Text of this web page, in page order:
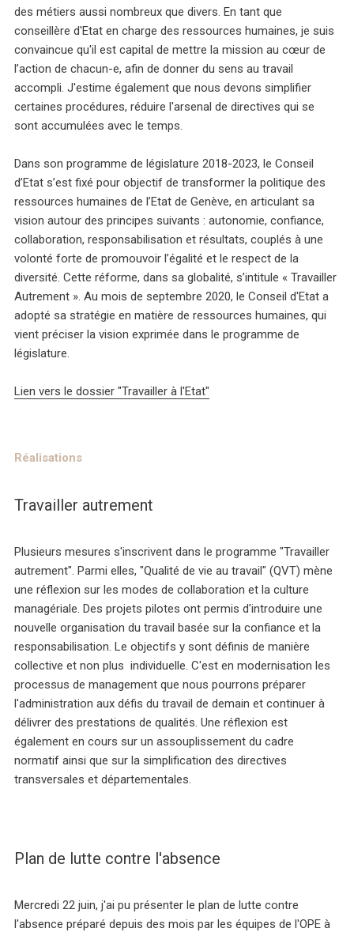
des métiers aussi nombreux que divers. En tant que
conseillère d'Etat en charge des ressources humaines, je suis
convaincue qu'il est capital de mettre la mission au cœur de
l’action de chacun-e, afin de donner du sens au travail
accompli. J'estime également que nous devons simplifier
certaines procédures, réduire l'arsenal de directives qui se
sont accumulées avec le temps.
Dans son programme de législature 2018-2023, le Conseil
d’Etat s’est fixé pour objectif de transformer la politique des
ressources humaines de l’Etat de Genève, en articulant sa
vision autour des principes suivants : autonomie, confiance,
collaboration, responsabilisation et résultats, couplés à une
volonté forte de promouvoir l’égalité et le respect de la
diversité. Cette réforme, dans sa globalité, s’intitule « Travailler
Autrement ». Au mois de septembre 2020, le Conseil d'Etat a
adopté sa stratégie en matière de ressources humaines, qui
vient préciser la vision exprimée dans le programme de
législature.
Lien vers le dossier "Travailler à l'Etat"
Réalisations
Travailler autrement
Plusieurs mesures s'inscrivent dans le programme "Travailler
autrement". Parmi elles, "Qualité de vie au travail" (QVT) mène
une réflexion sur les modes de collaboration et la culture
managériale. Des projets pilotes ont permis d'introduire une
nouvelle organisation du travail basée sur la confiance et la
responsabilisation. Le objectifs y sont définis de manière
collective et non plus individuelle. C'est en modernisation les
processus de management que nous pourrons préparer
l'administration aux défis du travail de demain et continuer à
délivrer des prestations de qualités. Une réflexion est
également en cours sur un assouplissement du cadre
normatif ainsi que sur la simplification des directives
transversales et départementales.
Plan de lutte contre l'absence
Mercredi 22 juin, j'ai pu présenter le plan de lutte contre
l'absence préparé depuis des mois par les équipes de l'OPE à